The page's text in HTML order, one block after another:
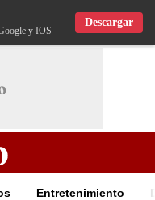
y IOS
Descargar
Entretenimiento